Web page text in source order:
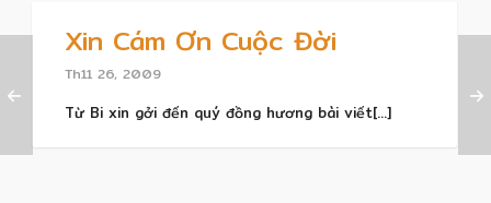
Xin Cám Ơn Cuộc Đời
Th11 26, 2009
Từ Bi xin gởi đến quý đồng hương bài viết[...]